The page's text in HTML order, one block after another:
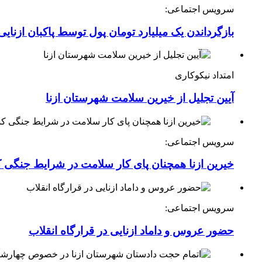
سرویس اجتماعی:
بازگرداندن یک میلیارد تومان پول توسط پاکبان
امتداد نیکوکاری
آیین تجلیل از خیرین سلامت شهرستان ازنا
سرویس اجتماعی:
خیرین ازنا همچنان پای کار سلامت در شرایط
سرویس اجتماعی:
حضور عروس و داماد ازنایی در قرارگاه انقلاب